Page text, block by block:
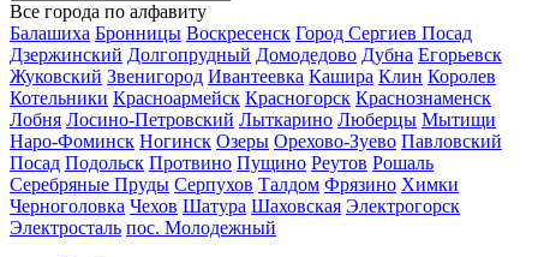
Все города по алфавиту
Балашиха Бронницы Воскресенск Город Сергиев Посад
Дзержинский Долгопрудный Домодедово Дубна Егорьевск
Жуковский Звенигород Ивантеевка Кашира Клин Королев
Котельники Красноармейск Красногорск Краснознаменск
Лобня Лосино-Петровский Лыткарино Люберцы Мытищи
Наро-Фоминск Ногинск Озеры Орехово-Зуево Павловский
Посад Подольск Протвино Пущино Реутов Рошаль
Серебряные Пруды Серпухов Талдом Фрязино Химки
Черноголовка Чехов Шатура Шаховская Электрогорск
Электросталь пос. Молодежный